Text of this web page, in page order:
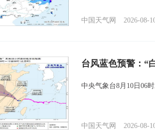
中国天气网 2026-08-
台风蓝色预警：“
中央气象台8月10日06
中国天气网 2026-08-